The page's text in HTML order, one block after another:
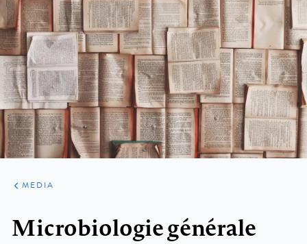
ARTIKELEN
VARIA
MEDIA
Microbiologie générale